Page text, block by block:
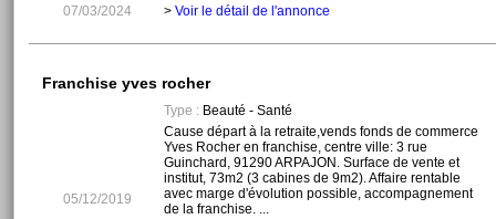
07/03/2024
> Voir le détail de l'annonce
Franchise yves rocher
05/12/2019
Type :Beauté - Santé
Cause départ à la retraite,vends fonds de commerce
Yves Rocher en franchise, centre ville: 3 rue
Guinchard, 91290 ARPAJON. Surface de vente et
institut, 73m2 (3 cabines de 9m2). Affaire rentable
avec marge d'évolution possible, accompagnement
de la franchise. ...